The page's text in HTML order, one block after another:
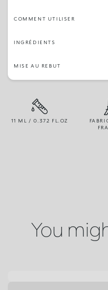
COMMENT UTILISER
INGRÉDIENTS
MISE AU REBUT
11 ML / 0.372 FL.OZ
You